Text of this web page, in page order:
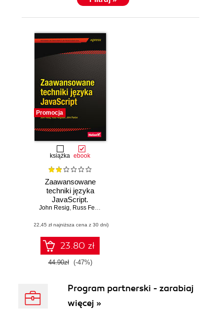
Promocja
książka ebook
Zaawansowane
techniki języka
JavaScript.
Wydanie II
John Resig, Russ Ferguson
(22,45 zł najniższa cena z 30 dni)
23.80 zł
44.90zł (-47%)
Program partnerski - zarabiaj
więcej »